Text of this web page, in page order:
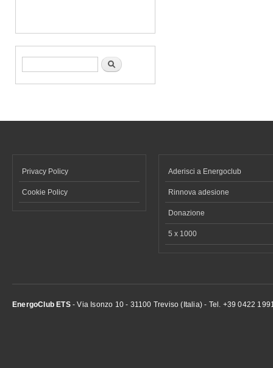
Form di ricerca Cerca
Privacy Policy
Cookie Policy
Aderisci a Energoclub
Rinnova adesione
Donazione
5 x 1000
EnergoClub ETS- Via Isonzo 10 - 31100 Treviso (Italia) - Tel. +39 0422